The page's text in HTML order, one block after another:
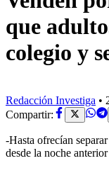
que
colegio y
Redacción Investiga •
Compartir:
-Hasta ofrecían
desde la noche